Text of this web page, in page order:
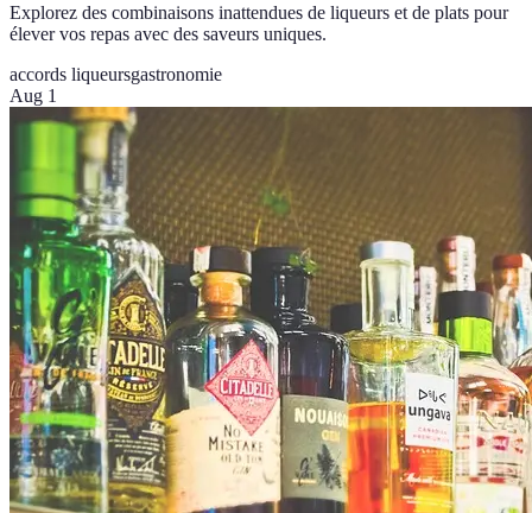
Explorez des combinaisons inattendues de liqueurs et de plats pour
élever vos repas avec des saveurs uniques.
accords liqueursgastronomie
Aug 1